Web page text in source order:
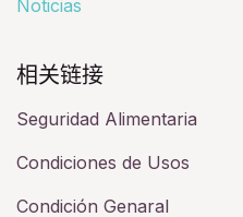
Noticias
相关链接​
Seguridad Alimentaria
Condiciones de Usos
Condición Genaral